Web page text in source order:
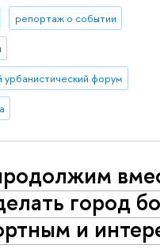
репортаж о событии
урбанистический форум
город
и